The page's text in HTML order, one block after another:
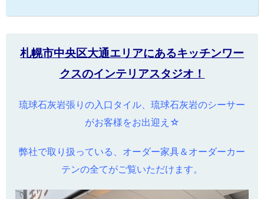
札幌市中央区大通エリアにあるキッチンワー
クスのインテリアスタジオ！
琉球石灰岩張りの入口タイル、琉球石灰岩のシーサー
がお客様をお出迎え☆
弊社で取り扱っている、オーダー家具＆オーダーカー
テンの全てがご覧いただけます。